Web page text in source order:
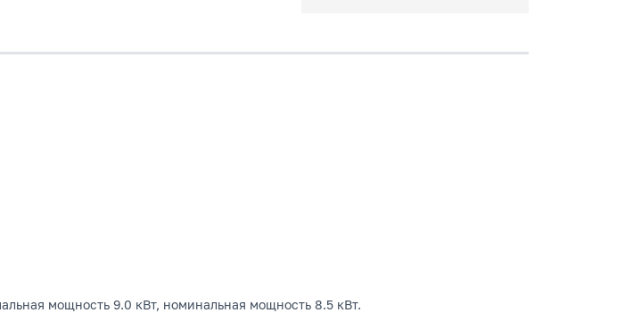
мощность 9.0 кВт, номинальная мощность 8.5 кВт.